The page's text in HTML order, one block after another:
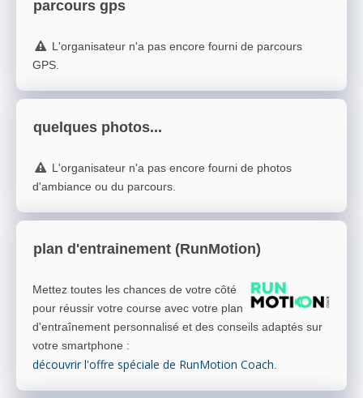
parcours gps
L'organisateur n'a pas encore fourni de parcours
GPS.
quelques photos...
L'organisateur n'a pas encore fourni de photos
d'ambiance ou du parcours.
plan d'entrainement (RunMotion)
Mettez toutes les chances de votre côté
pour réussir votre course avec votre plan
d'entraînement personnalisé et des conseils adaptés sur
votre smartphone :
découvrir l'offre spéciale de RunMotion Coach.